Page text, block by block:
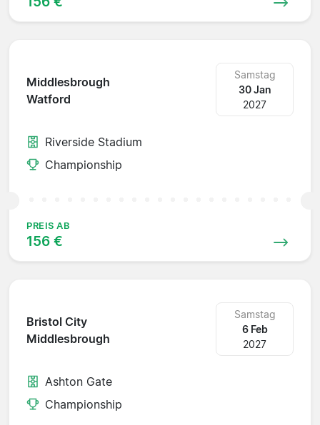
Middlesbrough
Watford
Samstag
30 Jan
2027
Riverside Stadium
Championship
PREIS AB
156 €
Bristol City
Middlesbrough
Samstag
6 Feb
2027
Ashton Gate
Championship